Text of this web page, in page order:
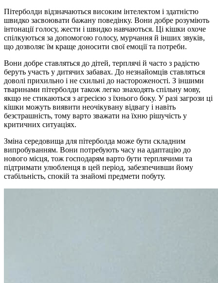
Пітерболди відзначаються високим інтелектом і здатністю
швидко засвоювати бажану поведінку. Вони добре розуміють
інтонації голосу, жести і швидко навчаються. Ці кішки охоче
спілкуються за допомогою голосу, мурчання й інших звуків,
що дозволяє їм краще доносити свої емоції та потреби.
Вони добре ставляться до дітей, терплячі й часто з радістю
беруть участь у дитячих забавах. До незнайомців ставляться
доволі прихильно і не схильні до настороженості. З іншими
тваринами пітерболди також легко знаходять спільну мову,
якщо не стикаються з агресією з їхнього боку. У разі загрози ці
кішки можуть виявити неочікувану відвагу і навіть
безстрашність, тому варто зважати на їхню рішучість у
критичних ситуаціях.
Зміна середовища для пітерболда може бути складним
випробуванням. Вони потребують часу на адаптацію до
нового місця, тож господарям варто бути терплячими та
підтримати улюбленця в цей період, забезпечивши йому
стабільність, спокій та знайомі предмети побуту.